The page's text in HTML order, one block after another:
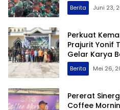
Berita Juni 23,
Perkuat
Prajurit Yonif
Gelar Karya
Berita Mei 26,
Pererat
Coffee